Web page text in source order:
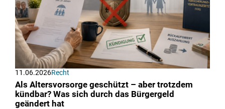
11.06.2026Recht
Als Altersvorsorge geschützt – aber trotzdem
kündbar? Was sich durch das Bürgergeld
geändert hat